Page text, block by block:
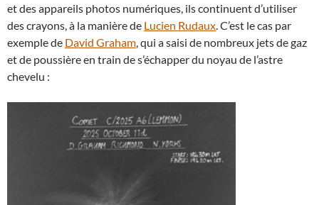
et des appareils photos numériques, ils continuent d’utiliser
des crayons, à la manière de Lucien Rudaux. C’est le cas par
exemple de David Graham, qui a saisi de nombreux jets de gaz
et de poussière en train de s’échapper du noyau de l’astre
chevelu :